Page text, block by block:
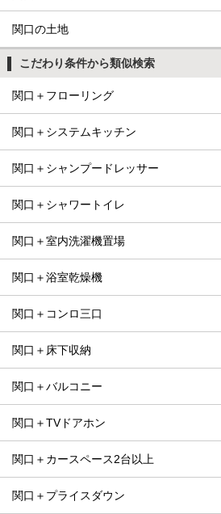
関口の土地
こだわり条件から類似検索
関口＋フローリング
関口＋システムキッチン
関口＋シャンプードレッサー
関口＋シャワートイレ
関口＋室内洗濯機置場
関口＋浴室乾燥機
関口＋コンロ三口
関口＋床下収納
関口＋バルコニー
関口＋TVドアホン
関口＋カースペース2台以上
関口＋プライスダウン